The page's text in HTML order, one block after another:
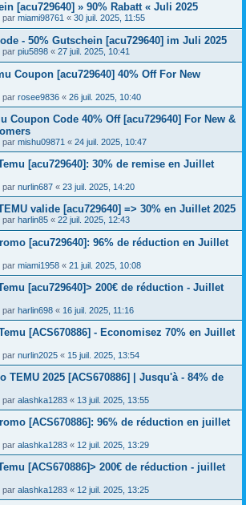
[acu729640] » 90% Rabatt « Juli 2025
par miami98761 « 30 juil. 2025, 11:55
- 50% Gutschein [acu729640] im Juli 2025
par piu5898 « 27 juil. 2025, 10:41
Coupon [acu729640] 40% Off For New
par rosee9836 « 26 juil. 2025, 10:40
Coupon Code 40% Off [acu729640] For New &
par mishu09871 « 24 juil. 2025, 10:47
[acu729640]: 30% de remise en Juillet
par nurlin687 « 23 juil. 2025, 14:20
valide [acu729640] => 30% en Juillet 2025
par harlin85 « 22 juil. 2025, 12:43
[acu729640]: 96% de réduction en Juillet
par miami1958 « 21 juil. 2025, 10:08
[acu729640]> 200€ de réduction - Juillet
par harlin698 « 16 juil. 2025, 11:16
[ACS670886] - Economisez 70% en Juillet
par nurlin2025 « 15 juil. 2025, 13:54
TEMU 2025 [ACS670886] | Jusqu'à - 84% de
par alashka1283 « 13 juil. 2025, 13:55
[ACS670886]: 96% de réduction en juillet
par alashka1283 « 12 juil. 2025, 13:29
[ACS670886]> 200€ de réduction - juillet
par alashka1283 « 12 juil. 2025, 13:25